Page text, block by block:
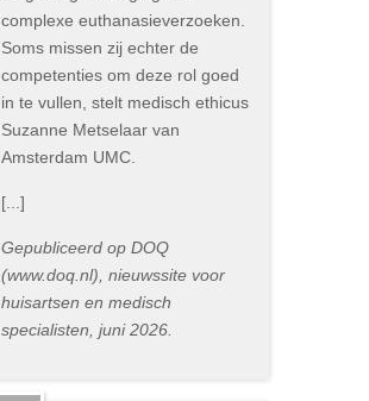
complexe euthanasieverzoeken.
Soms missen zij echter de
competenties om deze rol goed
in te vullen, stelt medisch ethicus
Suzanne Metselaar van
Amsterdam UMC.
[...]
Gepubliceerd op DOQ
(www.doq.nl), nieuwssite voor
huisartsen en medisch
specialisten, juni 2026.